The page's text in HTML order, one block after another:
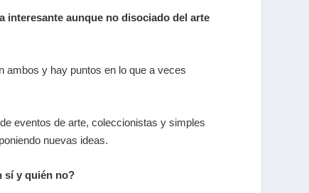
interesante aunque no disociado del arte
ambos y hay puntos en lo que a veces
eventos de arte, coleccionistas y simples
nuevas ideas.
sí y quién no?